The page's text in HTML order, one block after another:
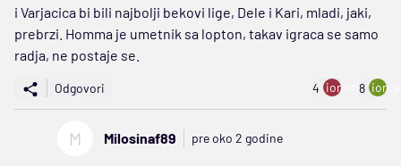
i Varjacica bi bili najbolji bekovi lige, Dele i Kari, mladi, jaki,
prebrzi. Homma je umetnik sa lopton, takav igraca se samo
radja, ne postaje se.
Odgovori 4 ion:minus
8
M Milosinaf89 pre oko 2 godine